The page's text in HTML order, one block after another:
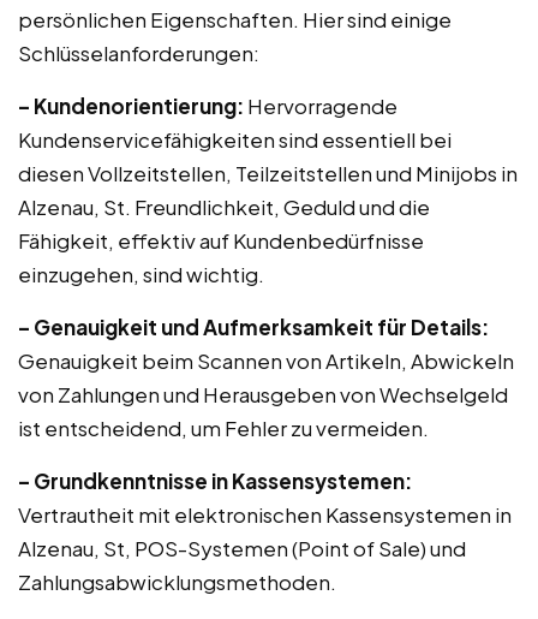
persönlichen Eigenschaften. Hier sind einige
Schlüsselanforderungen:
– Kundenorientierung: Hervorragende
Kundenservicefähigkeiten sind essentiell bei
diesen Vollzeitstellen, Teilzeitstellen und Minijobs in
Alzenau, St. Freundlichkeit, Geduld und die
Fähigkeit, effektiv auf Kundenbedürfnisse
einzugehen, sind wichtig.
– Genauigkeit und Aufmerksamkeit für Details:
Genauigkeit beim Scannen von Artikeln, Abwickeln
von Zahlungen und Herausgeben von Wechselgeld
ist entscheidend, um Fehler zu vermeiden.
– Grundkenntnisse in Kassensystemen:
Vertrautheit mit elektronischen Kassensystemen in
Alzenau, St, POS-Systemen (Point of Sale) und
Zahlungsabwicklungsmethoden.